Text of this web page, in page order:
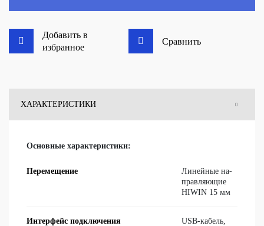
Добавить в
избранное
Сравнить
ХАРАКТЕРИСТИКИ
ОТЗЫВЫ
Основные характеристики:
Перемещение
Ли­ней­ные на­
прав­ля­ю­щие
HIWIN 15 мм
Интерфейс подключения
USB-ка­бель,